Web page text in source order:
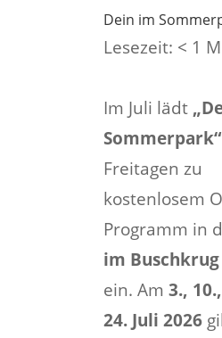
Dein im
Lesezeit: < 1
Im Juli lädt
Sommerpark“
Freitagen zu
kostenlosem
Programm in
im
ein. Am 3.,
24. Juli 2026